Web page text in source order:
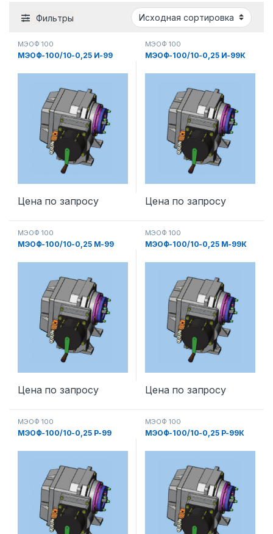
Фильтры
МЭОФ 100
МЭОФ-100/10-0,25 И-99
Цена по запросу
МЭОФ 100
МЭОФ-100/10-0,25 И-99К
Цена по запросу
МЭОФ 100
МЭОФ-100/10-0,25 М-99
Цена по запросу
МЭОФ 100
МЭОФ-100/10-0,25 М-99К
Цена по запросу
МЭОФ 100
МЭОФ-100/10-0,25 Р-99
МЭОФ 100
МЭОФ-100/10-0,25 Р-99К